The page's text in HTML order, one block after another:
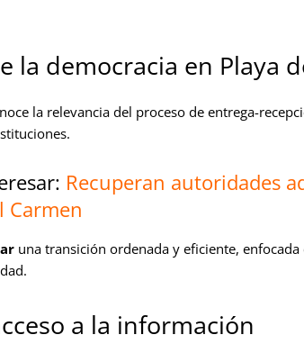
la democracia en Playa
la relevancia del proceso de entrega-
Recuperan autoridades
Carmen
una transición ordenada y eficiente,
a la información